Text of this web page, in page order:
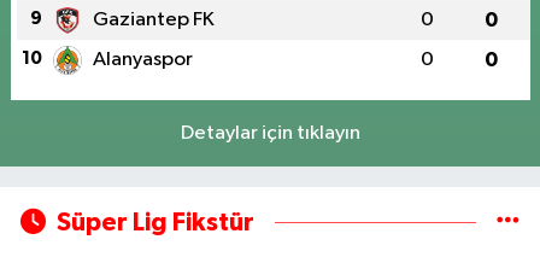
9 Gaziantep FK 0 0
10 Alanyaspor 0 0
Detaylar için tıklayın
Süper Lig Fikstür